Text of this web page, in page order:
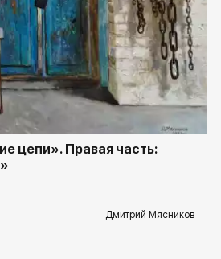
rakovgallery.ru
цепи». Правая часть:
Дмитрий Мясников